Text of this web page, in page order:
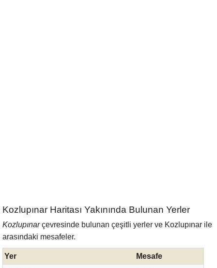
Kozlupınar Haritası Yakınında Bulunan Yerler
Kozlupınarçevresinde bulunan çeşitli yerler ve Kozlupınar ile
arasındaki mesafeler.
Yer
Mesafe